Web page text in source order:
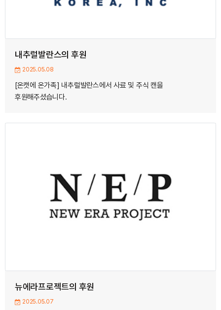
내추럴발란스의 후원
2025.05.08
[온캣에 온가족] 내추럴발란스에서 사료 및 주식 캔을
후원해주셨습니다.
뉴에라프로젝트의 후원
2025.05.07